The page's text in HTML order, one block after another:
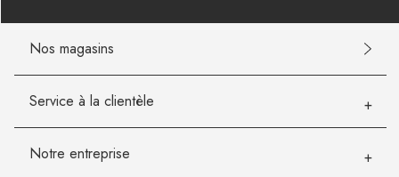
Nos magasins
Service à la clientèle
Notre entreprise